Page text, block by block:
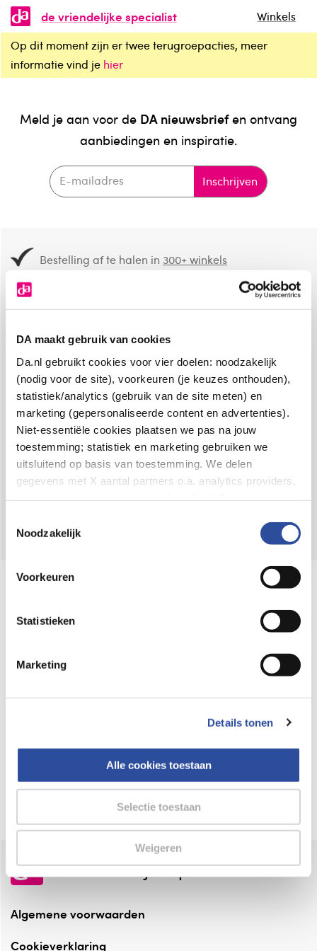
DA maakt gebruik van cookies
Da.nl gebruikt cookies voor vier doelen: noodzakelijk
(nodig voor de site), voorkeuren (je keuzes onthouden),
statistiek/analytics (gebruik van de site meten) en
marketing (gepersonaliseerde content en advertenties).
Niet-essentiële cookies plaatsen we pas na jouw
toestemming; statistiek en marketing gebruiken we
uitsluitend op basis van toestemming. We delen
gegevens met X aantal partners o.a. analytics providers,
en de bewaartermijnen per categorie. Je kunt je keuze op
gegevensverwerking staat in de
Privacyverklaring
Noodzakelijk
Voorkeuren
Statistieken
Marketing
Details tonen
Alle cookies toestaan
Selectie toestaan
Weigeren
de vriendelijke specialist
Winkels
Op dit moment zijn er twee terugroepacties, meer
informatie vind je hier
Meld je aan voor de DA nieuwsbriefen ontvang
aanbiedingen en inspiratie.
Inschrijven
Bestelling af te halen in300+ winkels
8.6 uit4.106 reviews
Over DA
Klantenservice
Assortiment
VolgDAop:
Online aanbieder medicijnen
webshop mag verkopen.
⁠Verantwoorde zorg, ⁠ook online.
Altijd onze folder bij de hand
Check onze folders ⁠bij AlleFolders.
de vriendelijke specialist
Algemene voorwaarden
Cookieverklaring